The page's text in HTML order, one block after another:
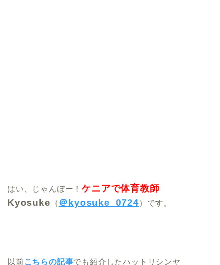
はい、じゃんぼー！ケニアで体育教師
Kyosuke （ ＠kyosuke_0724）です。
以前こちらの記事でも紹介したハットリシンヤ